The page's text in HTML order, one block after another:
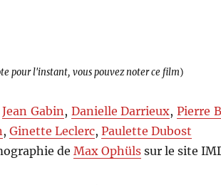
pour l'instant, vous pouvez noter ce film)
Jean Gabin, Danielle Darrieux,Pierre
,Ginette Leclerc,Paulette Dubost
deMax Ophüls sur le site